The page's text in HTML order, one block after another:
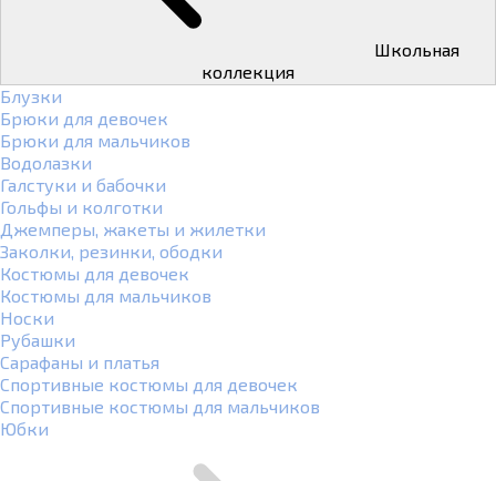
коллекция
Блузки
Брюки для девочек
Брюки для мальчиков
Водолазки
Галстуки и бабочки
Гольфы и колготки
Джемперы, жакеты и жилетки
Заколки, резинки, ободки
Костюмы для девочек
Костюмы для мальчиков
Носки
Рубашки
Сарафаны и платья
Спортивные костюмы для девочек
Спортивные костюмы для мальчиков
Юбки